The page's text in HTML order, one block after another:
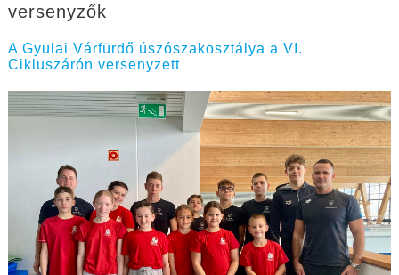
versenyzők
A Gyulai Várfürdő úszószakosztálya a VI.
Cikluszárón versenyzett